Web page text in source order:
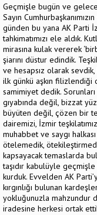
Geçmişle bugün ve
Sayın
günden bu yana AK Parti
tahkimatımızı ele aldık.
mirasına kulak vererek
şiarını düstur edindik.
ve hesapsız olarak sevdik,
ilk günkü aşkın filizlendiği
samimiyet dedik. Sorunları
gıyabında değil, bizzat
büyüten değil, çözen bir
dairemizi, İzmir
muhabbet ve saygı halkası
ötelemedik,
kapsayacak temaslarda
taşıdır kabulüyle
kurduk. Evvelden AK
kırgınlığı bulunan
yokluğunuzla mahzundur
iradesine herkesi ortak